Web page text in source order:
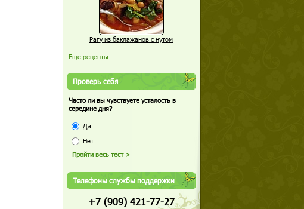
Рагу из баклажанов с нутом
Еще рецепты
Проверь себя
Часто ли вы чувствуете усталость в
середине дня?
Да
Нет
Телефоны службы поддержки
+7 (909) 421-77-27